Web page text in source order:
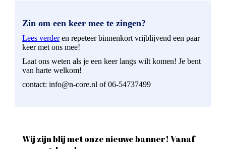
Zin om een keer mee te zingen?
Lees verderen repeteer binnenkort vrijblijvend een paar
keer met ons mee!
Laat ons weten als je een keer langs wilt komen! Je bent
van harte welkom!
contact: info@n-core.nl of 06-54737499
Wij zijn blij met onze nieuwe banner! Vanaf